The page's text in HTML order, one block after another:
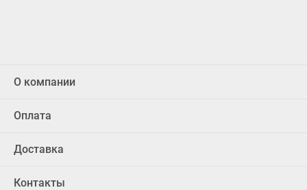
О компании
Оплата
Доставка
Контакты